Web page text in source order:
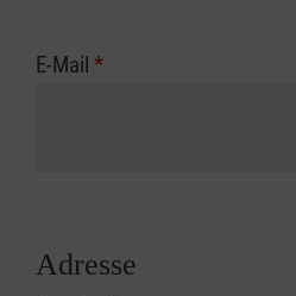
E-Mail *
Adresse